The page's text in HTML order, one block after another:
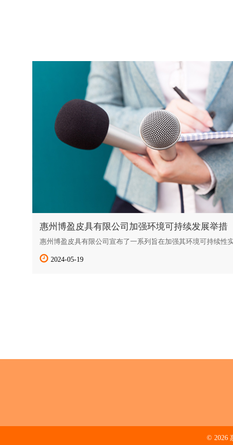
惠州博盈皮具有限公司加强环境可持续发展举措
惠州博盈皮具有限公司宣布了一系列旨在加强其环境可持续性
公司以致力于质量和创新而闻名，现在已将注意力转向减少碳
生产方法。
2024-05-19
© 2026